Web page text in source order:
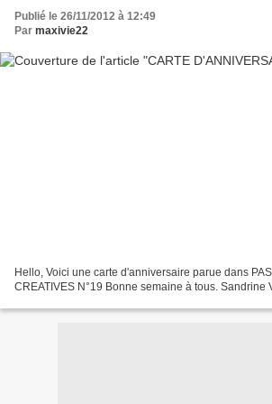
Publié le 26/11/2012 à 12:49
Par maxivie22
Hello, Voici une carte d'anniversaire parue dans
CREATIVES N°19 Bonne semaine à tous. Sandrine